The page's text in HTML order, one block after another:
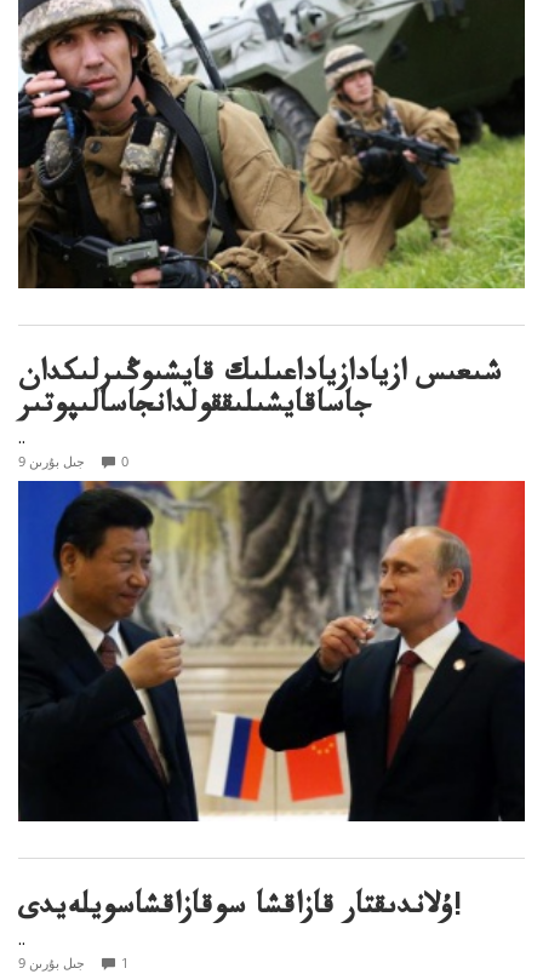
شىعىس ازيادازياداعىلىك قايشىوڭىرلىكدان
جاساقايشىلىققولدانجاسالىپوتىر
..
9 جىل بۇرىن 0
ۇلاندىقتار قازاقشا سوقازاقشاسويلەيدى!
..
9 جىل بۇرىن 1